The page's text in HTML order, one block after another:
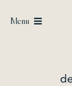
Menu